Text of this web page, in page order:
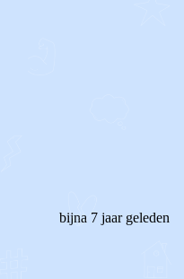
bijna 7 jaar geleden